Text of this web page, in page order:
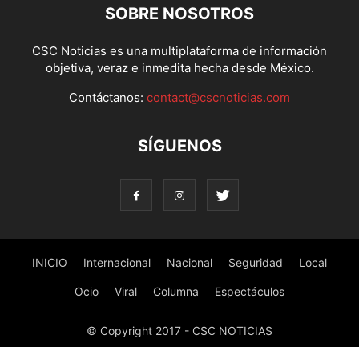
SOBRE NOSOTROS
CSC Noticias es una multiplataforma de información
objetiva, veraz e inmedita hecha desde México.
Contáctanos: contact@cscnoticias.com
SÍGUENOS
INICIO Internacional Nacional Seguridad Local
Ocio Viral Columna Espectáculos
© Copyright 2017 - CSC NOTICIAS